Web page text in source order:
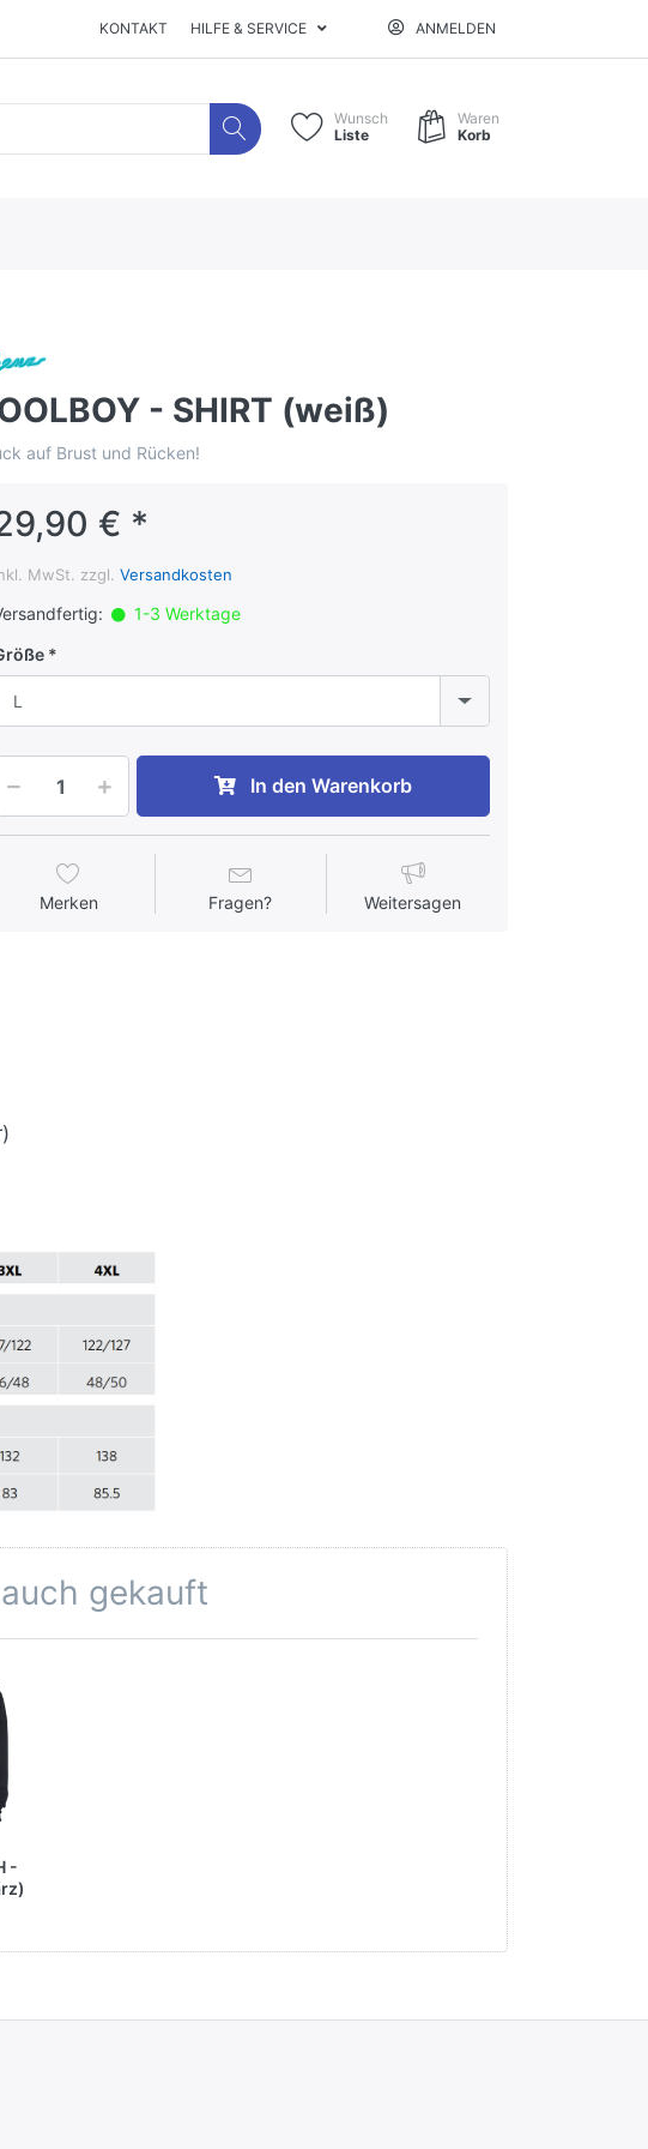
KONTAKT HILFE & SERVICE ANMELDEN
Wunsch
Liste
Waren
Korb
- SHIRT (weiß)
auf Brust und Rücken!
€ *
MwSt. zzgl. Versandkosten
1-3 Werktage
L
In den Warenkorb
Merken Fragen? Weitersagen
gekauft
-